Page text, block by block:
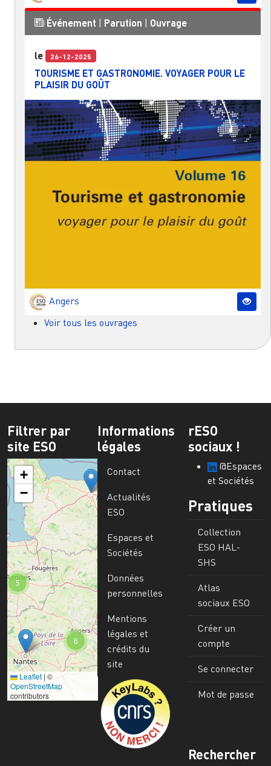
Événement | Parution | Ouvrage
le 26-12-2025
TOURISME ET GASTRONOMIE. VOYAGER POUR LE
PLAISIR DU GOÛT
Angers
Voir tous les ouvrages
Filtrer par
site ESO
6
5
+
−
Leaflet | ©
OpenStreetMap
contributors
Informations
légales
Contact
Actualités
ESO
Espaces et
Sociétés
Données
personnelles
Mentions
légales et
crédits du
site
Image
rESO
sociaux !
@Espaces
et Sociétés
Pratiques
Collection
ESO HAL-
SHS
Atlas
sociaux ESO
Créer un
compte
Se connecter
Mot de passe
Rechercher